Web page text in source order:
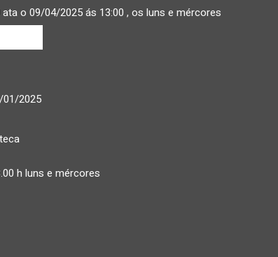
o 09/04/2025 ás 13:00 , os luns e mércores
01/2025
h luns e mércores